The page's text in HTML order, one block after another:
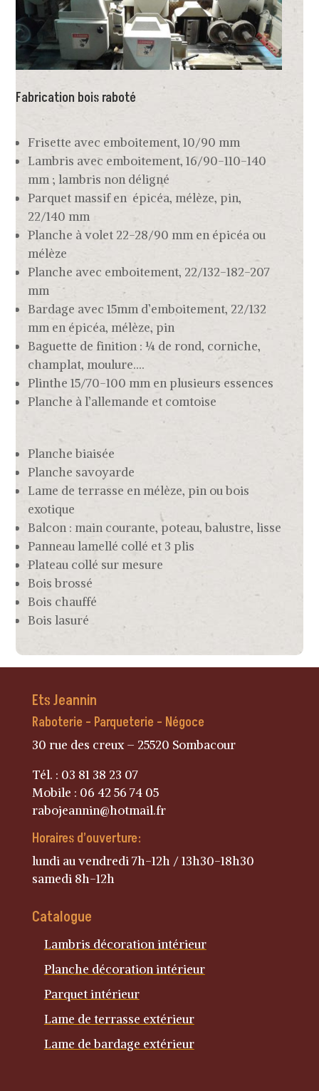
Fabrication bois raboté
Frisette avec emboitement, 10/90 mm
Lambris avec emboitement, 16/90-110-140
mm ; lambris non déligné
Parquet massif en épicéa, mélèze, pin,
22/140 mm
Planche à volet 22-28/90 mm en épicéa ou
mélèze
Planche avec emboitement, 22/132-182-207
mm
Bardage avec 15mm d’emboitement, 22/132
mm en épicéa, mélèze, pin
Baguette de finition : ¼ de rond, corniche,
champlat, moulure….
Plinthe 15/70-100 mm en plusieurs essences
Planche à l’allemande et comtoise
Planche biaisée
Planche savoyarde
Lame de terrasse en mélèze, pin ou bois
exotique
Balcon : main courante, poteau, balustre, lisse
Panneau lamellé collé et 3 plis
Plateau collé sur mesure
Bois brossé
Bois chauffé
Bois lasuré
Ets Jeannin
Raboterie – Parqueterie – Négoce
30 rue des creux – 25520 Sombacour
Tél. : 03 81 38 23 07
Mobile : 06 42 56 74 05
rabojeannin@hotmail.fr
Horaires d’ouverture:
lundi au vendredi 7h-12h / 13h30-18h30
samedi 8h-12h
Catalogue
Lambris décoration intérieur
Planche décoration intérieur
Parquet intérieur
Lame de terrasse extérieur
Lame de bardage extérieur